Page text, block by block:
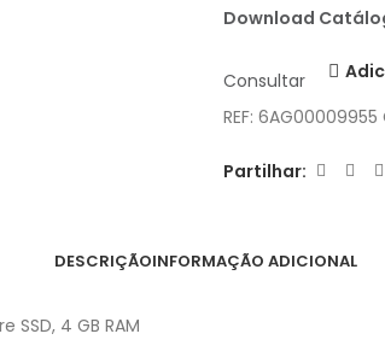
Download
Consultar
REF: 6AG00009955
Partilhar:
DESCRIÇÃOINFORMAÇÃO ADICIONAL
SSD, 4 GB RAM